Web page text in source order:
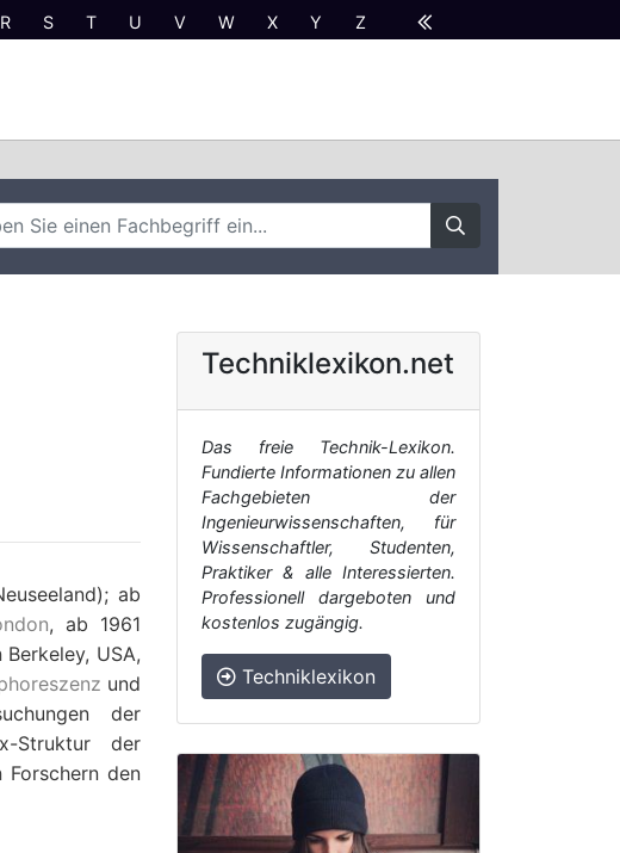
R S T U V W X Y Z
ab
, ab 1961
USA,
und
der
Struktur der
den
Techniklexikon.net
Das freie Technik-Lexikon.
Fundierte Informationen zu allen
Fachgebieten der
Ingenieurwissenschaften, für
Wissenschaftler, Studenten,
Praktiker & alle Interessierten.
Professionell dargeboten und
kostenlos zugängig.
Techniklexikon